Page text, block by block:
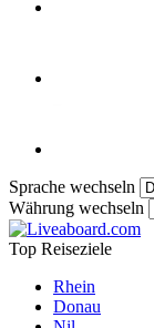
Sprache wechseln
Währung wechseln
Top Reiseziele
Rhein
Donau